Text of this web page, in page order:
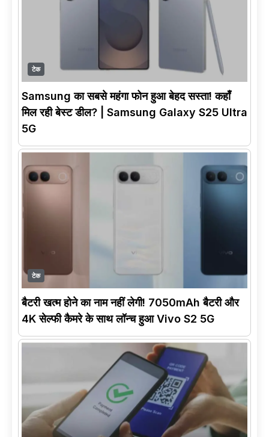
टेक
Samsung का सबसे महंगा फोन हुआ बेहद सस्ता! कहाँ
मिल रही बेस्ट डील? | Samsung Galaxy S25 Ultra
5G
टेक
बैटरी खत्म होने का नाम नहीं लेगी! 7050mAh बैटरी और
4K सेल्फी कैमरे के साथ लॉन्च हुआ Vivo S2 5G